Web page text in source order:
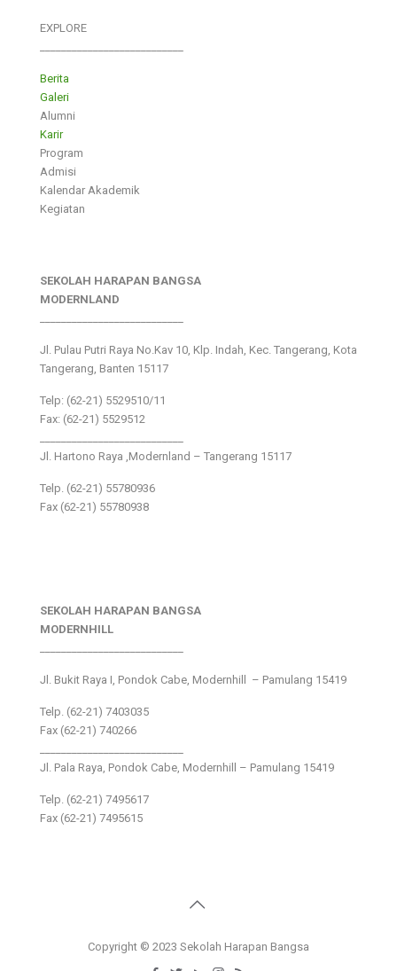
EXPLORE
Berita
Galeri
Alumni
Karir
Program
Admisi
Kalendar Akademik
Kegiatan
SEKOLAH HARAPAN BANGSA
MODERNLAND
Jl. Pulau Putri Raya No.Kav 10, Klp. Indah, Kec. Tangerang, Kota
Tangerang, Banten 15117
Telp: (62-21) 5529510/11
Fax: (62-21) 5529512
Jl. Hartono Raya ,Modernland – Tangerang 15117
Telp. (62-21) 55780936
Fax (62-21) 55780938
SEKOLAH HARAPAN BANGSA
MODERNHILL
Jl. Bukit Raya I, Pondok Cabe, Modernhill – Pamulang 15419
Telp. (62-21) 7403035
Fax (62-21) 740266
Jl. Pala Raya, Pondok Cabe, Modernhill – Pamulang 15419
Telp. (62-21) 7495617
Fax (62-21) 7495615
Copyright © 2023 Sekolah Harapan Bangsa